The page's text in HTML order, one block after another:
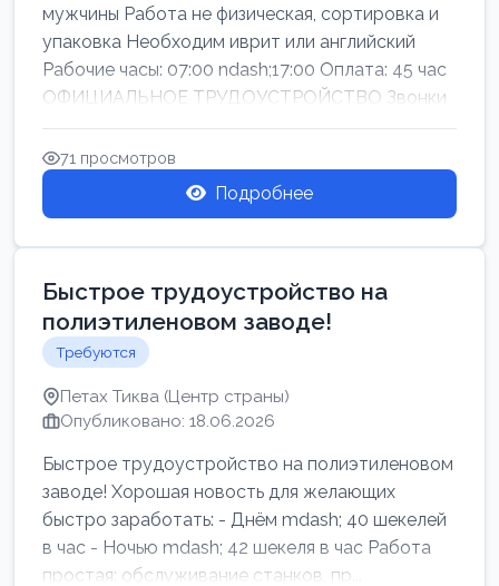
мужчины Работа не физическая, сортировка и
упаковка Необходим иврит или английский
Рабочие часы: 07:00 ndash;17:00 Оплата: 45 час
ОФИЦИАЛЬНОЕ ТРУДОУСТРОЙСТВО Звонки
71 просмотров
Подробнее
Быстрое трудоустройство на
полиэтиленовом заводе!
Требуются
Петах Тиква (Центр страны)
Опубликовано: 18.06.2026
Быстрое трудоустройство на полиэтиленовом
заводе! Хорошая новость для желающих
быстро заработать: - Днём mdash; 40 шекелей
в час - Ночью mdash; 42 шекеля в час Работа
простая: обслуживание станков, пр...